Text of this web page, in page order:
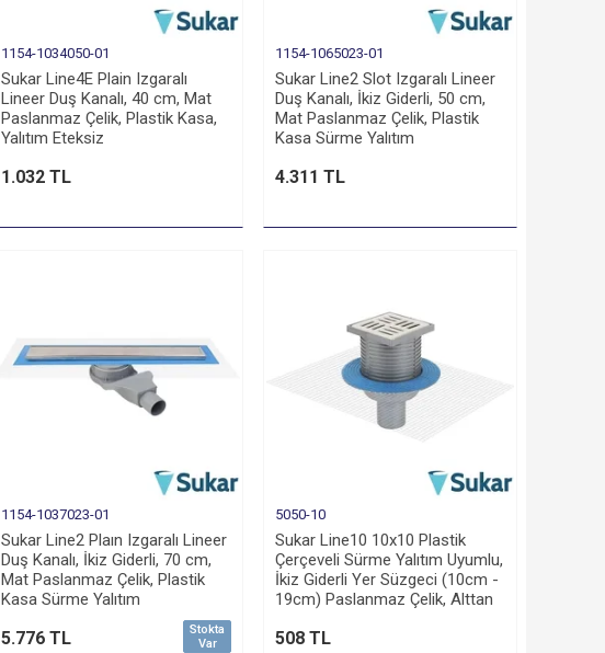
1154-1034050-01
Sukar Line4E Plain Izgaralı
Lineer Duş Kanalı, 40 cm, Mat
Paslanmaz Çelik, Plastik Kasa,
Yalıtım Eteksiz
1.032 TL
1154-1065023-01
Sukar Line2 Slot Izgaralı Lineer
Duş Kanalı, İkiz Giderli, 50 cm,
Mat Paslanmaz Çelik, Plastik
Kasa Sürme Yalıtım
4.311 TL
1154-1037023-01
Sukar Line2 Plaın Izgaralı Lineer
Duş Kanalı, İkiz Giderli, 70 cm,
Mat Paslanmaz Çelik, Plastik
Kasa Sürme Yalıtım
Stokta
Var
5.776 TL
5050-10
Sukar Line10 10x10 Plastik
Çerçeveli Sürme Yalıtım Uyumlu,
İkiz Giderli Yer Süzgeci (10cm -
19cm) Paslanmaz Çelik, Alttan
508 TL